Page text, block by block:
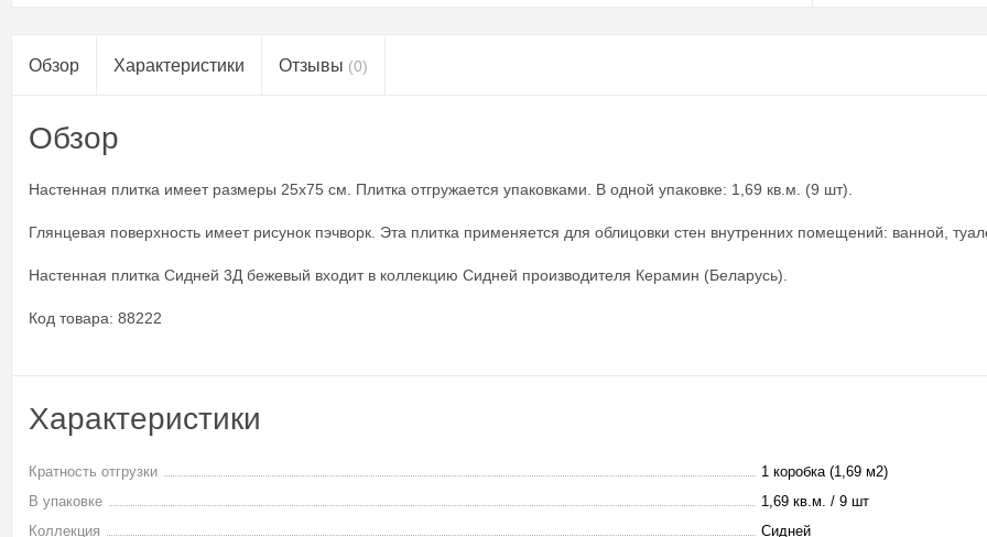
Обзор Характеристики Отзывы (0)
Обзор
Настенная плитка имеет размеры 25x75 см. Плитка отгружается упаковками. В одной упаковке: 1,69 кв.м. (9 шт).
Глянцевая поверхность имеет рисунок пэчворк. Эта плитка применяется для облицовки стен внутренних помещений: ванной,
Настенная плитка Сидней 3Д бежевый входит в коллекцию Сидней производителя Керамин (Беларусь).
Код товара: 88222
Характеристики
Кратность отгрузки
1 коробка (1,69 м2)
В упаковке
1,69 кв.м. / 9 шт
Коллекция
Сидней